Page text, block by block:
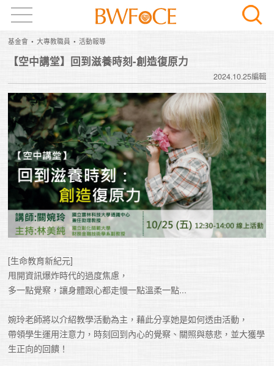
基金會 大專教職員 活動報導
【空中講堂】回到滋養時刻-創造復原力
2024.10.25編輯
[生命教育新紀元]
甩開資訊爆炸時代的過度焦慮，
多一點覺察，讓身體跟心都走慢一點溫柔一點...
婉玲老師將以介紹教學活動為主，藉此分享她是如何透由活動，
帶領學生運用注意力，時刻回到內心的覺察、關照與慈悲，並大獲學
生正向的回饋！